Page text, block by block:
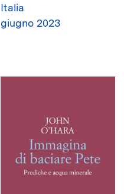
Italia
giugno 2023